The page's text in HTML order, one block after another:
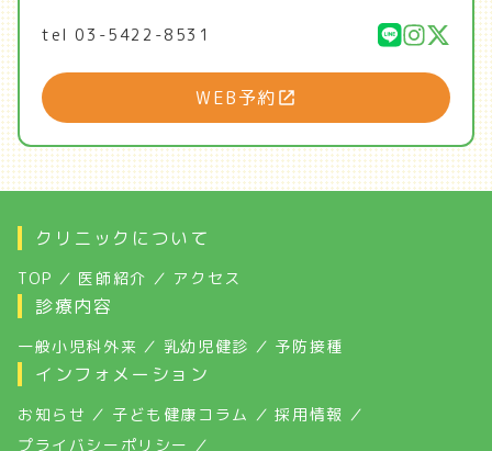
tel03-5422-8531
WEB予約
クリニックについて
TOP 医師紹介 アクセス
診療内容
一般小児科外来 乳幼児健診 予防接種
インフォメーション
お知らせ 子ども健康コラム
採用情報
プライバシーポリシー